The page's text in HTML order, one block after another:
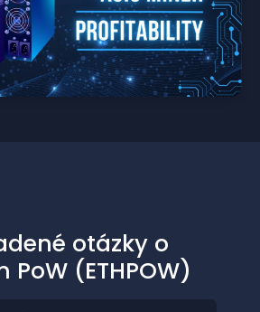
otázky o
PoW (ETHPOW)